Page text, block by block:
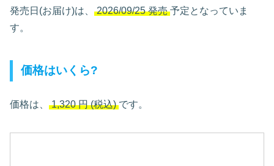
発売日(お届け)は、 2026/09/25 発売 予定となっていま
す。
価格はいくら?
価格は、 1,320円(税込) です。